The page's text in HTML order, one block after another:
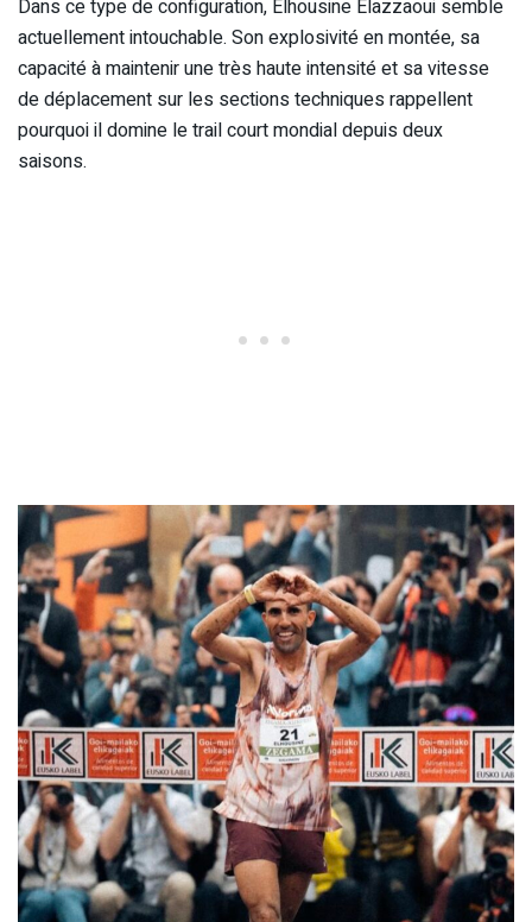
Dans ce type de configuration, Elhousine Elazzaoui semble
actuellement intouchable. Son explosivité en montée, sa
capacité à maintenir une très haute intensité et sa vitesse
de déplacement sur les sections techniques rappellent
pourquoi il domine le trail court mondial depuis deux
saisons.